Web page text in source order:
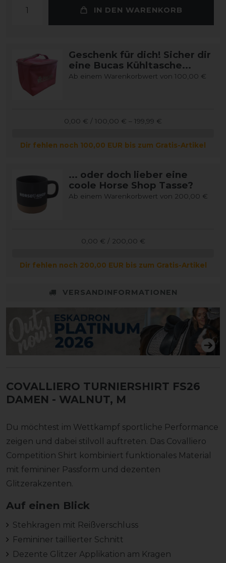
IN DEN WARENKORB
Geschenk für dich! Sicher dir
eine Bucas Kühltasche...
Ab einem Warenkorbwert von 100,00 €
0,00 € / 100,00 € – 199,99 €
Dir fehlen noch 100,00 EUR bis zum Gratis-Artikel
... oder doch lieber eine
coole Horse Shop Tasse?
Ab einem Warenkorbwert von 200,00 €
0,00 € / 200,00 €
Dir fehlen noch 200,00 EUR bis zum Gratis-Artikel
VERSANDINFORMATIONEN
COVALLIERO TURNIERSHIRT FS26
DAMEN - WALNUT, M
Du möchtest im Wettkampf sportliche Performance
zeigen und dabei stilvoll auftreten. Das Covalliero
Competition Shirt kombiniert funktionales Material
mit femininer Passform und dezenten
Glitzerakzenten.
Auf einen Blick
Stehkragen mit Reißverschluss
Femininer taillierter Schnitt
Dezente Glitzer Applikation am Kragen